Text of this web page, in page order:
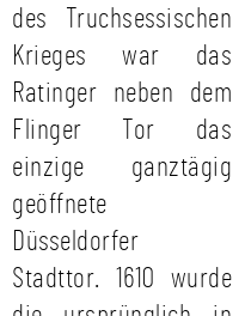
des Truchsessischen
Krieges war das
Ratinger neben dem
Flinger Tor das
einzige ganztägig
geöffnete
Düsseldorfer
Stadttor. 1610 wurde